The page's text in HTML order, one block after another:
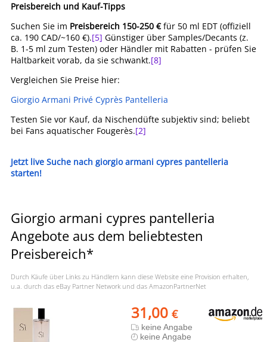
Preisbereich und Kauf-Tipps
Suchen Sie im Preisbereich 150-250 €für 50 ml EDT (offiziell
ca. 190 CAD/~160 €).[5] Günstiger über Samples/Decants (z.
B. 1-5 ml zum Testen) oder Händler mit Rabatten - prüfen Sie
Haltbarkeit vorab, da sie schwankt.[8]
Vergleichen Sie Preise hier:
Giorgio Armani Privé Cyprès Pantelleria
Testen Sie vor Kauf, da Nischendüfte subjektiv sind; beliebt
bei Fans aquatischer Fougerès.[2]
Jetzt live Suche nach giorgio armani cypres pantelleria
starten!
Giorgio armani cypres pantelleria
Angebote aus dem beliebtesten
Preisbereich*
Durch Käufe über Links zu Händlern kann diese Website eine Provision erhalten,
u.a. durch das eBay Partner Network und das AmazonPartnerNet
31,00 €
keine Angabe
keine Angabe